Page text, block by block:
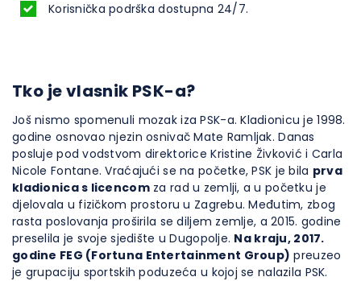
Korisnička podrška dostupna 24/7.
Tko je vlasnik PSK-a?
Još nismo spomenuli mozak iza PSK-a. Kladionicu je 1998.
godine osnovao njezin osnivač Mate Ramljak. Danas
posluje pod vodstvom direktorice Kristine Živković i Carla
Nicole Fontane. Vraćajući se na početke, PSK je bila prva
kladionica s licencomza rad u zemlji, a u početku je
djelovala u fizičkom prostoru u Zagrebu. Međutim, zbog
rasta poslovanja proširila se diljem zemlje, a 2015. godine
preselila je svoje sjedište u Dugopolje. Na kraju, 2017.
godine FEG (Fortuna Entertainment Group) preuzeo
je grupaciju sportskih poduzeća u kojoj se nalazila PSK.